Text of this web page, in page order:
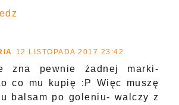
12 LISTOPADA 2017 23:42
zna pewnie żadnej marki-
co mu kupię :P Więc muszę
balsam po goleniu- walczy z